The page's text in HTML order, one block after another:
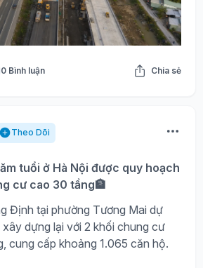
0 Bình luận Chia sẻ
Theo Dõi
tuổi ở Hà Nội được quy hoạch
cư cao 30 tầng🏦
Định tại phường Tương Mai dự
dựng lại với 2 khối chung cư
cung cấp khoảng 1.065 căn hộ.